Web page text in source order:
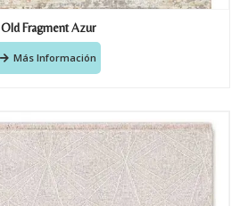
Old Fragment Azur
Más Información